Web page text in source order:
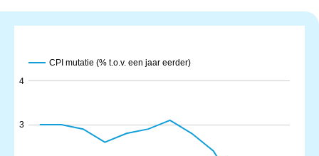
CPI mutatie (% t.o.v. een jaar eerder)
3
4